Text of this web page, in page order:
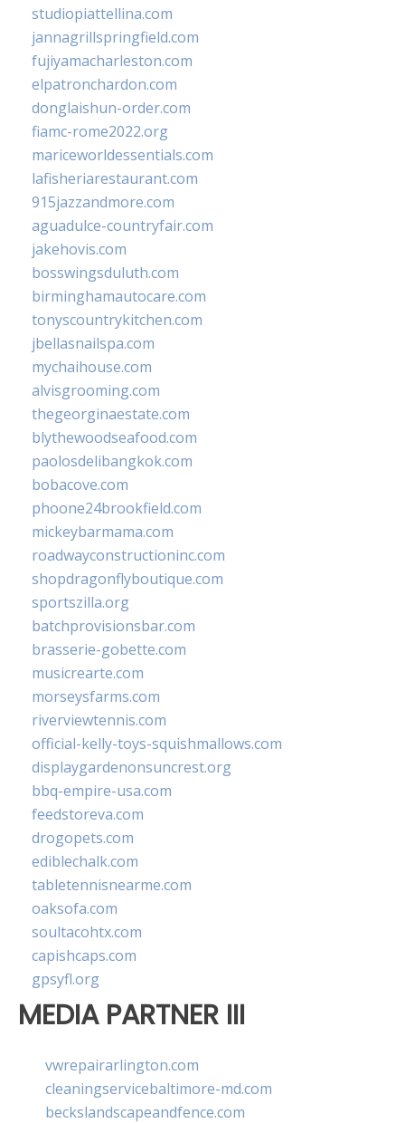
studiopiattellina.com
jannagrillspringfield.com
fujiyamacharleston.com
elpatronchardon.com
donglaishun-order.com
fiamc-rome2022.org
mariceworldessentials.com
lafisheriarestaurant.com
915jazzandmore.com
aguadulce-countryfair.com
jakehovis.com
bosswingsduluth.com
birminghamautocare.com
tonyscountrykitchen.com
jbellasnailspa.com
mychaihouse.com
alvisgrooming.com
thegeorginaestate.com
blythewoodseafood.com
paolosdelibangkok.com
bobacove.com
phoone24brookfield.com
mickeybarmama.com
roadwayconstructioninc.com
shopdragonflyboutique.com
sportszilla.org
batchprovisionsbar.com
brasserie-gobette.com
musicrearte.com
morseysfarms.com
riverviewtennis.com
official-kelly-toys-squishmallows.com
displaygardenonsuncrest.org
bbq-empire-usa.com
feedstoreva.com
drogopets.com
ediblechalk.com
tabletennisnearme.com
oaksofa.com
soultacohtx.com
capishcaps.com
gpsyfl.org
MEDIA PARTNER III
vwrepairarlington.com
cleaningservicebaltimore-md.com
beckslandscapeandfence.com